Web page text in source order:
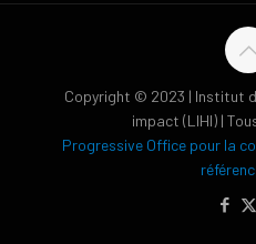
Copyright © 2023 | Institut
impact (LIHI) |
Progressive Office pour la